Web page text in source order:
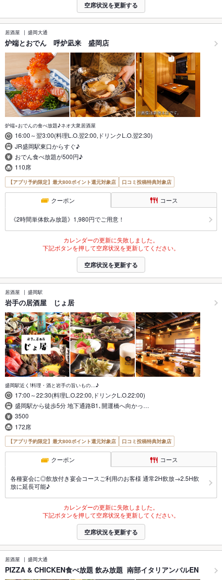
空席状況を更新する
居酒屋 盛岡大通
炉端とおでん 呼炉凪来 盛岡店
炉端×おでんの食べ放題♪ネオ大衆居酒屋
16:00～翌3:00(料理L.O.翌2:00,ドリンクL.O.翌2:30)
JR盛岡駅東口からすぐ♪
おでん食べ放題が500円♪
110席
【アプリ予約限定】最大800ポイント還元対象店 口コミ投稿特典対象店
クーポン コース
《2時間単体飲み放題》1,980円でご用意！
カレンダーの更新に失敗しました。
下記ボタンを押して空席状況を更新してください。
空席状況を更新する
居酒屋 盛岡駅
岩手の居酒屋 じょ居
盛岡駅近く!料理・酒と岩手の旨いもの…♪
17:00～22:30(料理L.O.22:00,ドリンクL.O.22:00)
盛岡駅から徒歩5分 地下通路B1､開運橋へ向かっ…
3500
172席
【アプリ予約限定】最大800ポイント還元対象店 口コミ投稿特典対象店
クーポン コース
各種宴会に◎飲放付き宴会コースご利用のお客様 通常2H飲放→2.5H飲
放に延長可能♪
カレンダーの更新に失敗しました。
下記ボタンを押して空席状況を更新してください。
空席状況を更新する
居酒屋 盛岡大通
PIZZA & CHICKEN食べ放題 飲み放題 南部イタリアンバルEN